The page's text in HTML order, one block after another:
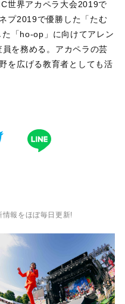
世界アカペラ大会2019で
プ2019で優勝した「たむ
「ho-op」に向けてアレン
を務める。アカペラの芸
を広げる教育者としても活
報をほぼ毎日更新!